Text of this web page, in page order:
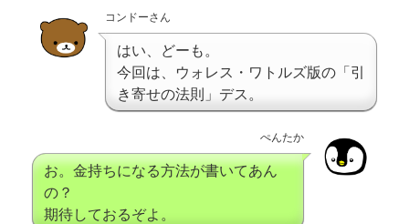
コンドーさん
はい、どーも。
今回は、ウォレス・ワトルズ版の「引
き寄せの法則」デス。
ぺんたか
お。金持ちになる方法が書いてあん
の？
期待しておるぞよ。